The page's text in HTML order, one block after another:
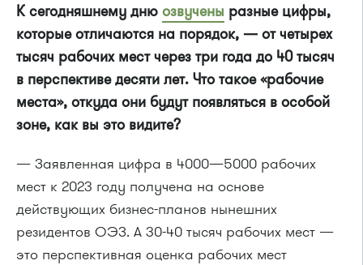
К сегодняшнему дню озвучены разные цифры,
которые отличаются на порядок, — от четырех
тысяч рабочих мест через три года до 40 тысяч
в перспективе десяти лет. Что такое «рабочие
места», откуда они будут появляться в особой
зоне, как вы это видите?
— Заявленная цифра в 4000—5000 рабочих
мест к 2023 году получена на основе
действующих бизнес-планов нынешних
резидентов ОЭЗ. А 30-40 тысяч рабочих мест —
это перспективная оценка рабочих мест